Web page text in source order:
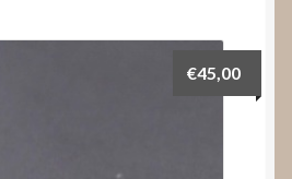
€45,00